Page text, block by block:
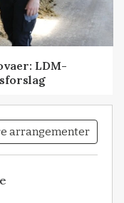
LDM-
arrangementer